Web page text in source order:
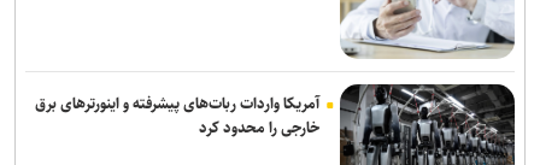
آمریکا واردات ربات‌های پیشرفته و اینورترهای برق
خارجی را محدود کرد